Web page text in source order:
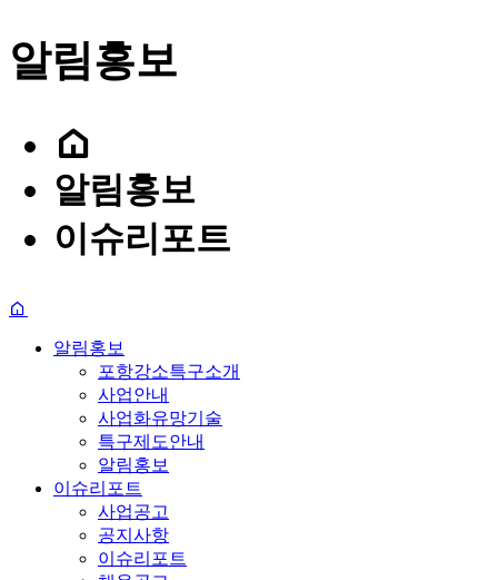
알림홍보
알림홍보
이슈리포트
알림홍보
포항강소특구소개
사업안내
사업화유망기술
특구제도안내
알림홍보
이슈리포트
사업공고
공지사항
이슈리포트